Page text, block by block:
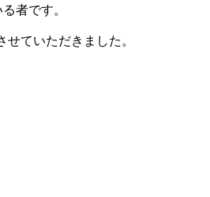
者です。
ていただきました。